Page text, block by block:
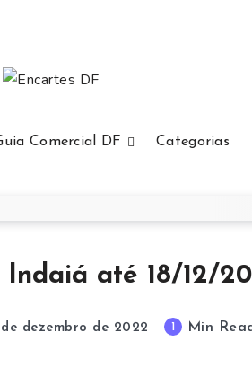
Comercial DF Categorias
Indaiá até 18/12/
de dezembro de 2022 Min